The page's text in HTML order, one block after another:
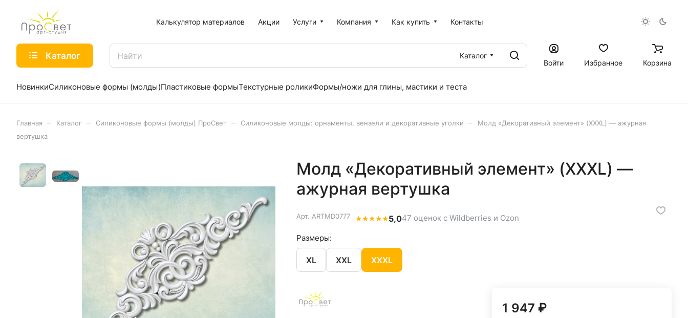
Калькулятор материалов Акции Услуги Компания Как купить Контакты
Каталог
Каталог
Войти
Избранное Корзина
НовинкиСиликоновые формы (молды)Пластиковые формыТекстурные роликиФормы/ножи для глины, мастики и теста
Главная Каталог Силиконовые формы (молды) ПроСвет Силиконовые молды: орнаменты, вензели и декоративные уголки
Молд «Декоративный элемент» (XXXL) — ажурная
вертушка
Молд «Декоративный элемент» (XXXL) —
ажурная вертушка
Арт. ARTMD0777 ★★★★★5,047 оценок с Wildberries и Ozon
Размеры:
XL XXL XXXL
1 947 ₽